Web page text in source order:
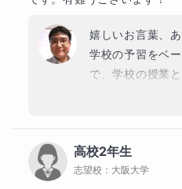
釣りやキャンプなどのアウ
2008年　大阪府立大学（
生物化学科卒業
嬉しいお言葉、
学校の予習をベ
で、学校の授業
出来、効率的に
う！
高校2年生
志望校： 大阪大学